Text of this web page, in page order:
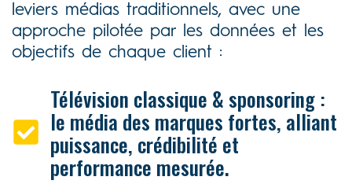
leviers médias traditionnels, avec une
approche pilotée par les données et les
objectifs de chaque client :
Télévision classique & sponsoring :
le média des marques fortes, alliant
puissance, crédibilité et
performance mesurée.